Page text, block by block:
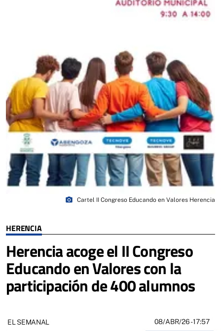
HERENCIA
Herencia acoge el II Congreso
Educando en Valores con la
participación de 400 alumnos
photo_camera Cartel II Congreso Educando en Valores Herencia
EL SEMANAL 08/ABR/26- 17:57